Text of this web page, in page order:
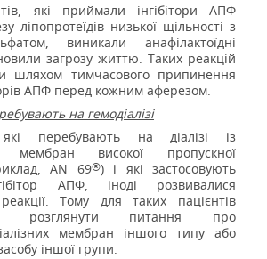
які приймали інгібітори АПФ
ліпопротеїдів низької щільності з
виникали анафілактоїдні
загрозу життю. Таких реакцій
шляхом тимчасового припинення
АПФ перед кожним аферезом.
на гемодіалізі
перебувають на діалізі із
мембран високої пропускної
AN 69®) і які застосовують
АПФ, іноді розвивалися
реакції. Тому для таких пацієнтів
розглянути питання про
мембран іншого типу або
іншої групи.